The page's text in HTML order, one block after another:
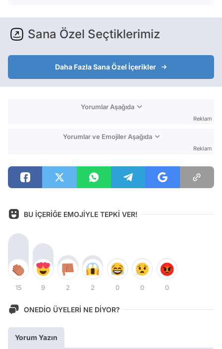
Sana Özel Seçtiklerimiz
Daha Fazla Sana Özel İçerikler
Yorumlar Aşağıda
Reklam
Yorumlar ve Emojiler Aşağıda
Reklam
BU İÇERİĞE EMOJİYLE TEPKİ VER!
15 9 2 2 0 0 0
ONEDİO ÜYELERİ NE DİYOR?
Yorum Yazın